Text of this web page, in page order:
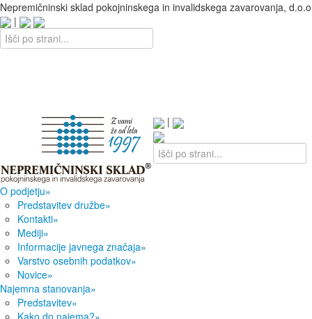
Nepremičninski sklad pokojninskega in invalidskega zavarovanja,
|
|
O podjetju»
Predstavitev družbe»
Kontakti»
Mediji»
Informacije javnega značaja»
Varstvo osebnih podatkov»
Novice»
Najemna stanovanja»
Predstavitev»